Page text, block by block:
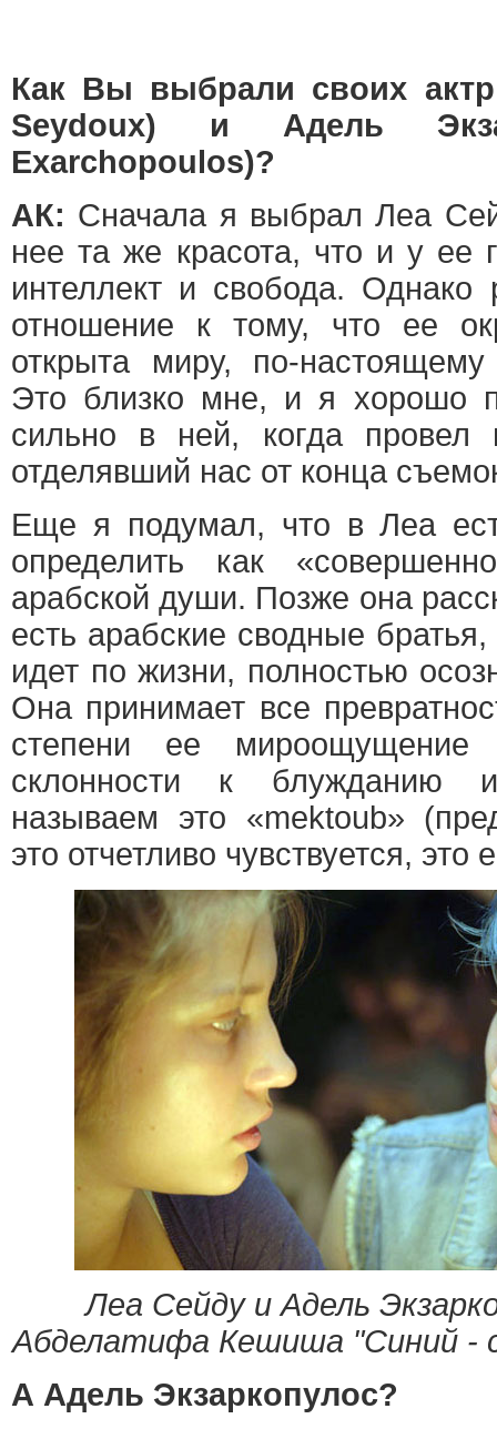
Как Вы выбрали своих
Seydoux) и Адель
Exarchopoulos)?
АК: Сначала я выбрал Леа
нее та же красота, что и у ее
интеллект и свобода.
отношение к тому, что ее
открыта миру, по-
Это близко мне, и я хорошо
сильно в ней, когда
отделявший нас от конца
Еще я подумал, что в Леа
определить как
арабской души. Позже она
есть арабские сводные
идет по жизни, полностью
Она принимает все
степени ее мироощущение
склонности к блужданию
называем это «mektoub»
это отчетливо чувствуется, это
Леа Сейду и Адель
Абделатифа Кешиша "Синий -
А Адель Экзаркопулос?